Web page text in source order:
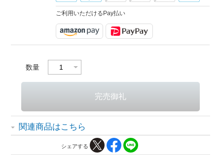
ご利用いただけるPay払い
数量
関連商品はこちら
シェアする